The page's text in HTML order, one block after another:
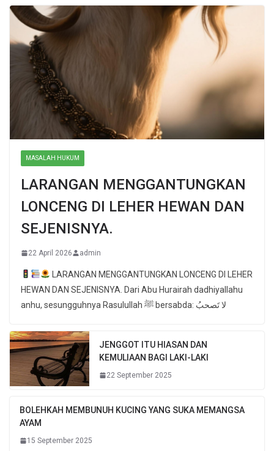
MASALAH HUKUM
LARANGAN MENGGANTUNGKAN
LONCENG DI LEHER HEWAN DAN
SEJENISNYA.
22 April 2026 admin
LARANGAN MENGGANTUNGKAN LONCENG DI LEHER
HEWAN DAN SEJENISNYA. Dari Abu Hurairah dadhiyallahu
anhu, sesungguhnya Rasulullah ﷺ bersabda: لا تَصحبُ
JENGGOT ITU HIASAN DAN
KEMULIAAN BAGI LAKI-LAKI
22 September 2025
BOLEHKAH MEMBUNUH KUCING YANG SUKA MEMANGSA
AYAM
15 September 2025